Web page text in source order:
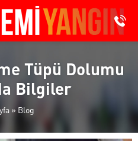
Tüpü Dolumu
Bilgiler
» Blog